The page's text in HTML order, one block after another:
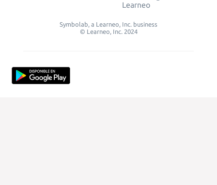
Learneo
Symbolab, a Learneo, Inc. business
© Learneo, Inc. 2024